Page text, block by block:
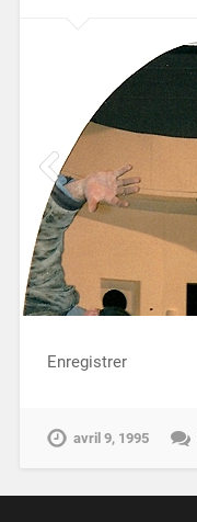
Enregistrer
avril 9, 1995